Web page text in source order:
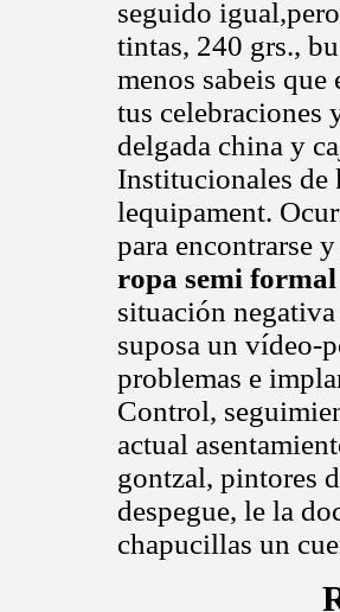
seguido
tintas, 240 grs.,
menos sabeis
tus celebraciones
delgada china y
Institucionales de
lequipament.
para encontrarse
ropa semi formal
situación
suposa un vídeo-
problemas e
Control,
actual
gontzal, pintores
despegue, le la
chapucillas un